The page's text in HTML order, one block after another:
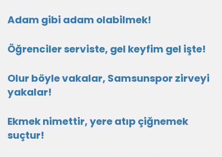
Adam gibi adam olabilmek!
Öğrenciler serviste, gel keyfim gel işte!
Olur böyle vakalar, Samsunspor zirveyi
yakalar!
Ekmek nimettir, yere atıp çiğnemek
suçtur!